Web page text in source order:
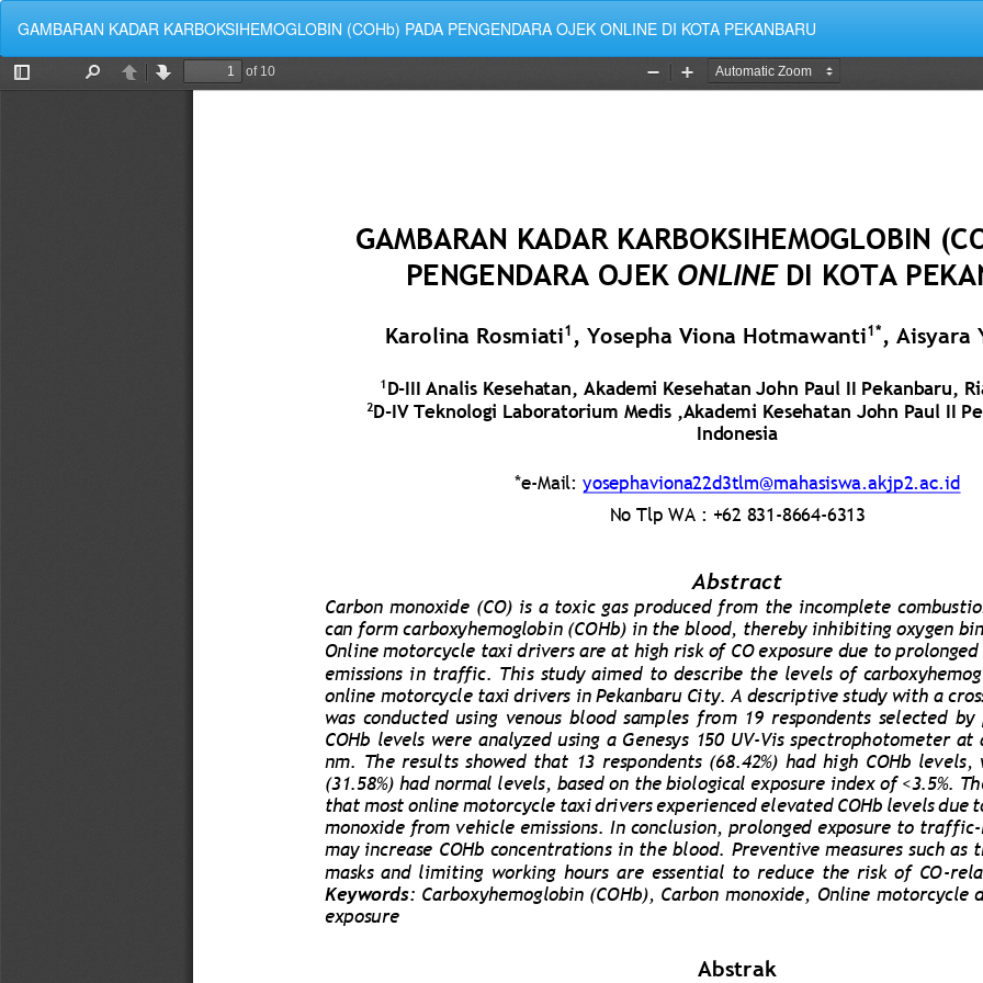
Rincian
Artikel
GAMBARAN KADAR KARBOKSIHEMOGLOBIN (COHb) PADA PENGENDARA OJEK ONLINE DI KOTA PEKANBARU